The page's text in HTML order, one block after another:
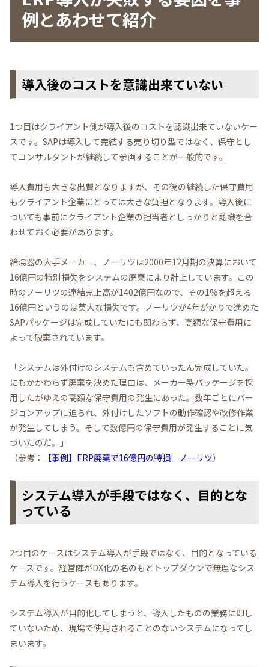
例とあわせて紹介
導入後のコストを意識出来ていない
1つ目はクライアント側が導入後のコストを認識出来ていないケー
スです。SAPは導入して完結する売り切り型ではなく、保守とし
てコンサルタントが継続して参画することが一般的です。
導入費用も大きな出費となりますが、その後の継続した保守費用
もクライアント企業にとっては大きな負担となります。導入後に
ついても事前にクライアント企業の担当者としっかりと認識を合
わせておく必要があります。
給湯器の大手メーカー、ノーリツは2000年12月期の決算において
16億円の特別損失をシステムの廃棄により計上しています。この
時のノーリツの連結売上高が1402億円なので、その1%を超える
16億円というのは莫大な損失です。ノーリツが4年がかりで進めた
SAPパッケージは完成していたにも関わらず、高額な保守費用に
よって破棄されています。
「システムは外付けのシステムも含めていったん完成していた。
にもかかわらず廃棄を決めた理由は、メーカー製パッケージを採
用したがゆえの高額な保守費用の発生にあった。数年ごとにバー
ジョンアップに迫られ、外付けしたソフトの動作確認や改修作業
が発生してしまう。そして数億円の保守費用が発生することに気
づいたのだ。」
（参考：
【事例】ERP廃棄で16億円の特損—ノーリツ）
システム導入が手段ではなく、目的とな
っている
2つ目のケースはシステム導入が手段ではなく、目的となっている
ケースです。経営陣がDX化の名のもとトップダウンで無理なシス
テム導入を行うケースもあります。
システム導入が目的化してしまうと、導入したものの業務に即し
ていないため、現場で使用されることのないシステムになってし
まいます。